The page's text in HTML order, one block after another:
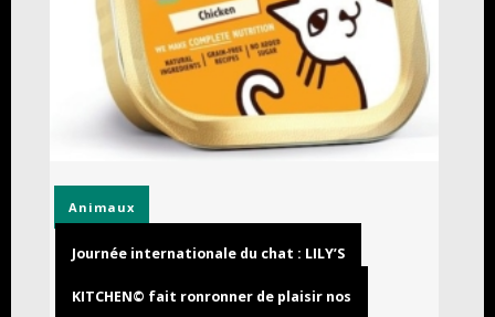
Animaux
Journée internationale du chat : LILY’S
KITCHEN© fait ronronner de plaisir nos